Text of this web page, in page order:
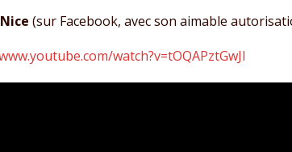
(sur Facebook, avec son aimable
watch?v=tOQAPztGwJI